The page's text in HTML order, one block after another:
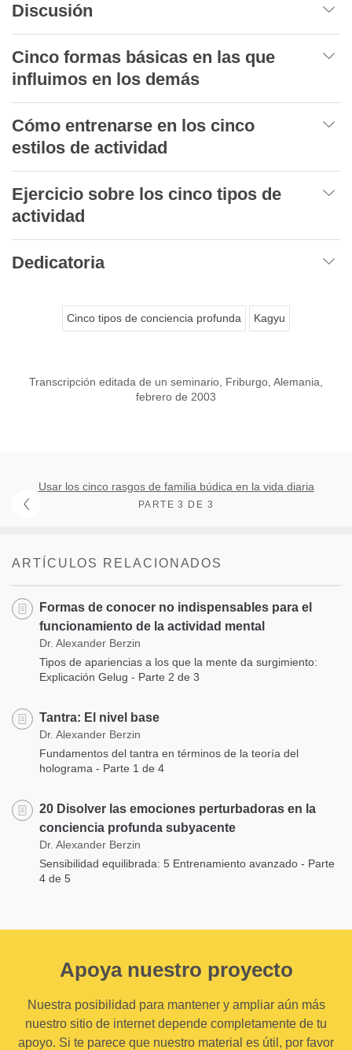
Discusión
Cinco formas básicas en las que
influimos en los demás
Cómo entrenarse en los cinco
estilos de actividad
Ejercicio sobre los cinco tipos de
actividad
Dedicatoria
Cinco tipos de conciencia profunda Kagyu
Transcripción editada de un seminario, Friburgo, Alemania,
febrero de 2003
Usar los cinco rasgos de familia búdica en la vida diaria
PARTE 3 DE 3
ARTÍCULOS RELACIONADOS
Formas de conocer no indispensables para el
funcionamiento de la actividad mental
Dr. Alexander Berzin
Tipos de apariencias a los que la mente da surgimiento:
Explicación Gelug - Parte 2 de 3
Tantra: El nivel base
Dr. Alexander Berzin
Fundamentos del tantra en términos de la teoría del
holograma - Parte 1 de 4
20 Disolver las emociones perturbadoras en la
conciencia profunda subyacente
Dr. Alexander Berzin
Sensibilidad equilibrada: 5 Entrenamiento avanzado - Parte
4 de 5
Apoya nuestro proyecto
Nuestra posibilidad para mantener y ampliar aún más
nuestro sitio de internet depende completamente de tu
apoyo. Si te parece que nuestro material es útil, por favor